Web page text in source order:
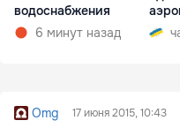
водоснабжения
6 минут назад
Omg 17 июня 2015, 10:43